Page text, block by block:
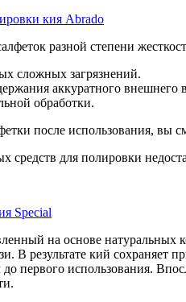
кия Abrado
разной степени
сложных загрязнений.
аккуратного внешнего
обработки.
после использования, вы
средств для полировки
Special
на основе натуральных
В результате кий сохраняет
первого использования.